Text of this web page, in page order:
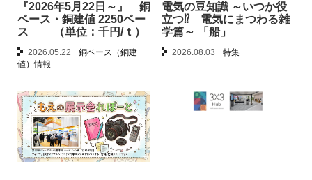
『2026年5月22日～』 銅
ベース・銅建値 2250ベー
ス （単位：千円/ｔ）
2026.05.22
銅ベース（銅建
値）情報
電気の豆知識 ～いつか役
立つ⁉︎ 電気にまつわる雑
学篇～ 「船」
2026.08.03 特集